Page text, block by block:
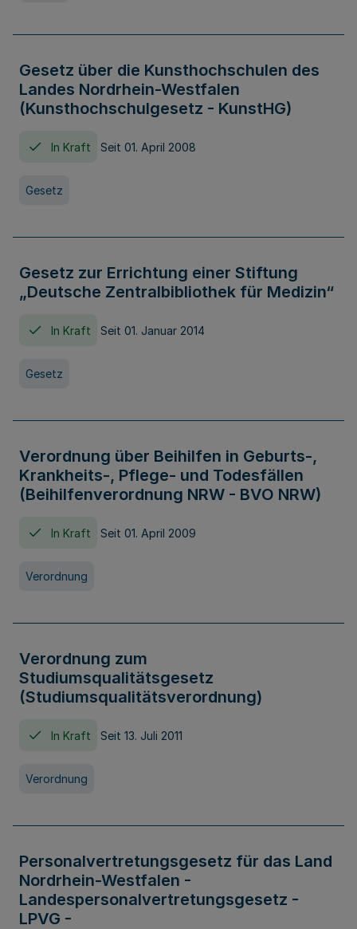
Gesetz über die Kunsthochschulen des
Landes Nordrhein-Westfalen
(Kunsthochschulgesetz - KunstHG)
In Kraft Seit 01. April 2008
Gesetz
Gesetz zur Errichtung einer Stiftung
„Deutsche Zentralbibliothek für Medizin“
In Kraft Seit 01. Januar 2014
Gesetz
Verordnung über Beihilfen in Geburts-,
Krankheits-, Pflege- und Todesfällen
(Beihilfenverordnung NRW - BVO NRW)
In Kraft Seit 01. April 2009
Verordnung
Verordnung zum
Studiumsqualitätsgesetz
(Studiumsqualitätsverordnung)
In Kraft Seit 13. Juli 2011
Verordnung
Personalvertretungsgesetz für das Land
Nordrhein-Westfalen -
Landespersonalvertretungsgesetz -
LPVG -